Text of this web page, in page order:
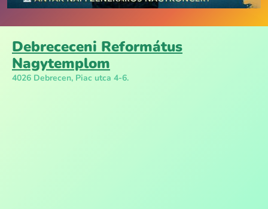
Debrececeni Református
Nagytemplom
4026 Debrecen, Piac utca 4-6.